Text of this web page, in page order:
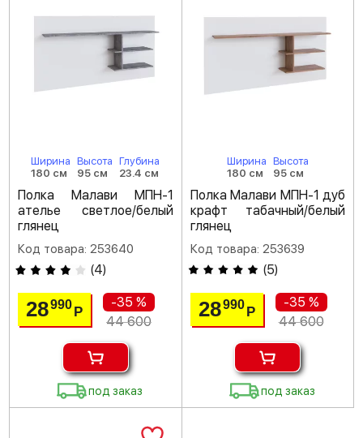
Ширина
180 см
Высота
95 см
Глубина
23.4 см
Полка Малави МПН-1
ателье светлое/белый
глянец
Код товара: 253640
(4)
28990 Р
-35 %
44 600
под заказ
Ширина
180 см
Высота
95 см
Полка Малави МПН-1 дуб
крафт табачный/белый
глянец
Код товара: 253639
(5)
28990 Р
-35 %
44 600
под заказ